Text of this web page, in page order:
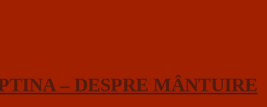
– DESPRE MÂNTUIRE